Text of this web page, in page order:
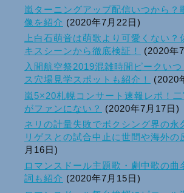
嵐ターニングアップ配信いつから？
像を紹介 (2020年7月22日)
上白石萌音は萌歌より可愛くない？
キスシーンから徹底検証！
(2020年
入間航空祭2019混雑時間ピークい
ス穴場見学スポットも紹介！
(2020
嵐5×20札幌コンサート速報レポ！
がファンにない？
(2020年7月17日)
ネリの計量失敗でボクシング界の永
リゲスとの試合中止に世間や海外の
月16日)
ロマンスドール主題歌・劇中歌の曲
詞も紹介 (2020年7月15日)